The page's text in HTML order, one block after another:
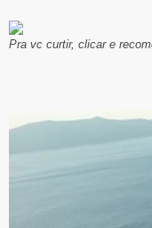
Pra vc curtir, clicar e